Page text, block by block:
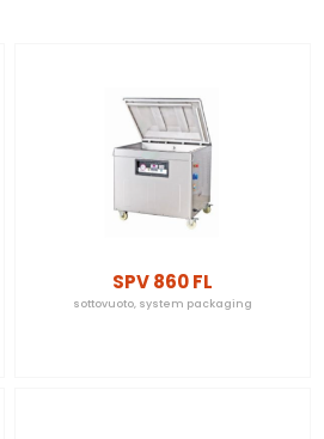
SPV 860 FL
sottovuoto, system packaging